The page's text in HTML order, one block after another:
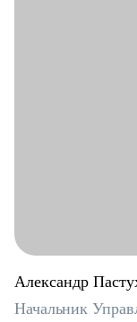
Александр
Начальник